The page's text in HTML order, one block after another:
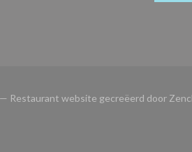
Restaurant website gecreëerd door